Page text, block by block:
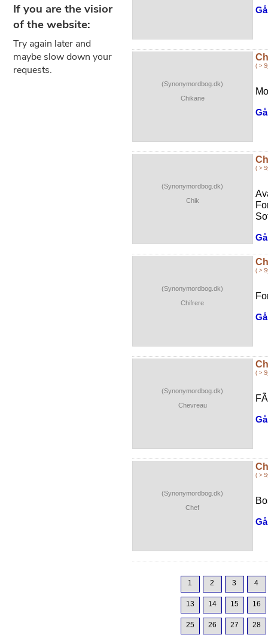
(Synonymordbog.dk)
Chikane
( >
(Synonymordbog.dk)
Chik
( >
(Synonymordbog.dk)
Chifrere
( >
(Synonymordbog.dk)
Chevreau
( >
(Synonymordbog.dk)
Chef
( >
1 2 3 4
13 14 15 16
25 26 27 28